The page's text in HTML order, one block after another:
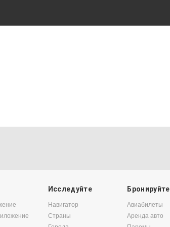
Исследуйте
Навигатор
Страны
Бронируйте
Авиабилеты
Аренда авто